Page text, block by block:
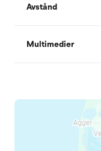
Avstånd
Multimedier